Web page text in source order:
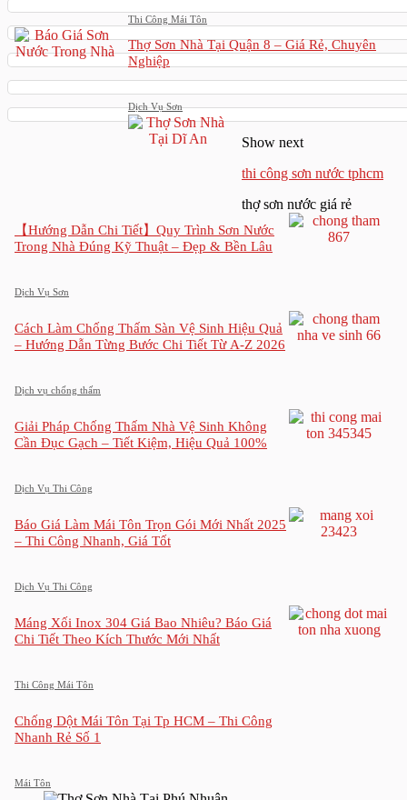
Thi Công Mái Tôn
Thợ Sơn Nhà Tại Quận 8 – Giá Rẻ, Chuyên
Nghiệp
Dịch Vụ Sơn
【Hướng Dẫn Chi Tiết】Quy Trình Sơn Nước
Trong Nhà Đúng Kỹ Thuật – Đẹp & Bền Lâu
Dịch Vụ Sơn
Cách Làm Chống Thấm Sàn Vệ Sinh Hiệu Quả
– Hướng Dẫn Từng Bước Chi Tiết Từ A-Z 2026
Dịch vụ chống thấm
Giải Pháp Chống Thấm Nhà Vệ Sinh Không
Cần Đục Gạch – Tiết Kiệm, Hiệu Quả 100%
Dịch Vụ Thi Công
Báo Giá Làm Mái Tôn Trọn Gói Mới Nhất 2025
– Thi Công Nhanh, Giá Tốt
Dịch Vụ Thi Công
Máng Xối Inox 304 Giá Bao Nhiêu? Báo Giá
Chi Tiết Theo Kích Thước Mới Nhất
Thi Công Mái Tôn
Chống Dột Mái Tôn Tại Tp HCM – Thi Công
Nhanh Rẻ Số 1
Mái Tôn
Show next
thi công sơn nước tphcm
thợ sơn nước giá rẻ